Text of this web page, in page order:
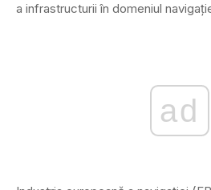
a infrastructurii în domeniul
ad